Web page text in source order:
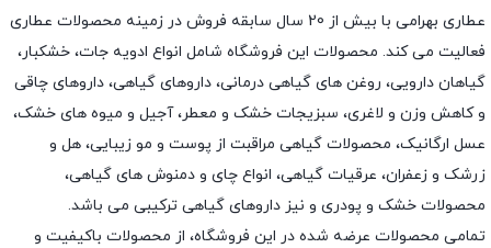
عطاری بهرامی با بیش از 20 سال سابقه فروش در زمینه محصولات عطاری
فعالیت می کند. محصولات این فروشگاه شامل انواع ادویه جات، خشکبار،
گیاهان دارویی، روغن های گیاهی درمانی، داروهای گیاهی، داروهای چاقی
و کاهش وزن و لاغری، سبزیجات خشک و معطر، آجیل و میوه های خشک،
عسل ارگانیک، محصولات گیاهی مراقبت از پوست و مو زیبایی، هل و
زرشک و زعفران، عرقیات گیاهی، انواع چای و دمنوش های گیاهی،
محصولات خشک و پودری و نیز داروهای گیاهی ترکیبی می باشد.
تمامی محصولات عرضه شده در این فروشگاه، از محصولات باکیفیت و